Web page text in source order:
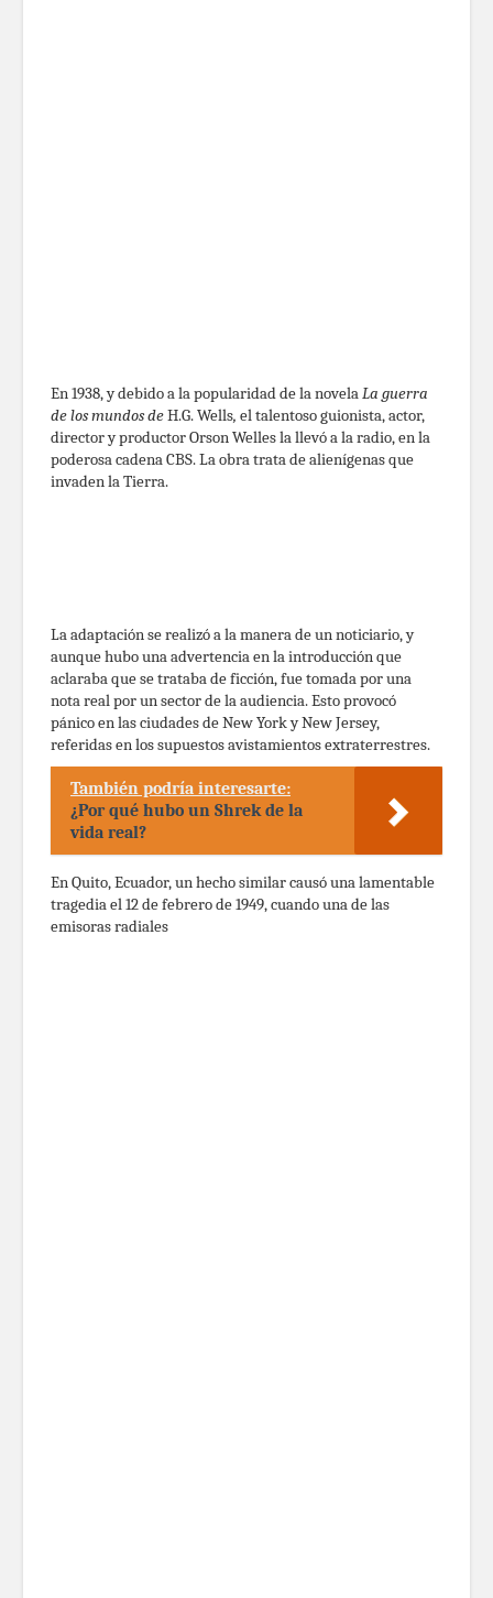
En 1938, y debido a la popularidad de la novelaLa guerra
de los mundos deH.G. Wells, el talentoso guionista, actor,
director y productor Orson Welles la llevó a la radio, en la
poderosa cadena CBS. La obra trata de alienígenas que
invaden la Tierra.
La adaptación se realizó a la manera de un noticiario, y
aunque hubo una advertencia en la introducción que
aclaraba que se trataba de ficción, fue tomada por una
nota real por un sector de la audiencia. Esto provocó
pánico en las ciudades de New York y New Jersey,
referidas en los supuestos avistamientos extraterrestres.
También podría interesarte:
¿Por qué hubo un Shrek de la
vida real?
En Quito, Ecuador, un hecho similar causó una lamentable
tragedia el 12 de febrero de 1949, cuando una de las
emisoras radiales